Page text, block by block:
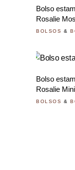
Bolso
Rosalie
BOLSOS &
Bolso
Rosalie
BOLSOS &